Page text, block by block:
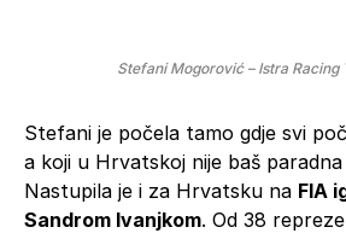
Stefani Mogorović – Istra Racing
Stefani je počela tamo gdje svi
a koji u Hrvatskoj nije baš paradna
Nastupila je i za Hrvatsku na FIA
Sandrom Ivanjkom. Od 38